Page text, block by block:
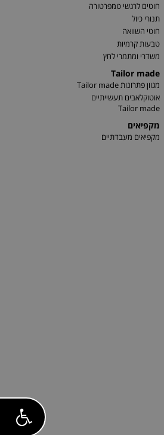
חוטים לרגשי טמפרטורה
תנורי כיול
חוטי השוואה
טבעות קרמיות
משדרי ומתמרי לחץ
Tailor made
מגוון פתרונות Tailor made
אוטוקלאבים תעשייתיים
Tailor made
מקפיאים
מקפיאים מעבדתיים